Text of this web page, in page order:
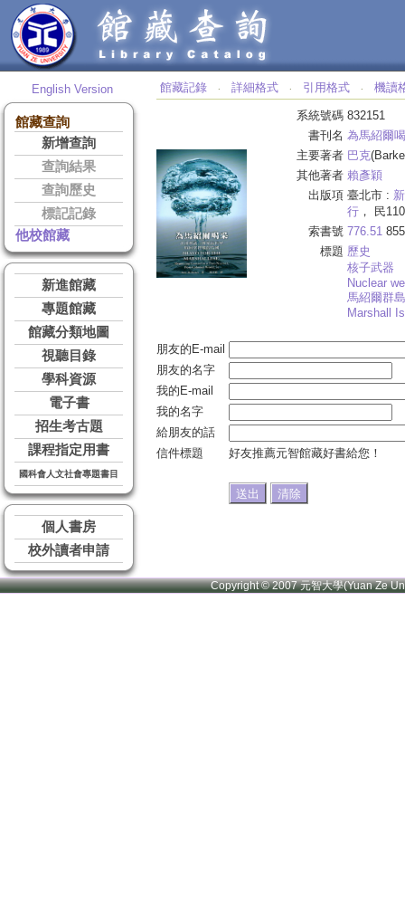
English Version
館藏查詢
新增查詢
查詢結果
查詢歷史
標記記錄
他校館藏
新進館藏
專題館藏
館藏分類地圖
視聽目錄
學科資源
電子書
招生考古題
課程指定用書
國科會人文社會專題書目
個人書房
校外讀者申請
館藏記錄 ‧ 詳細格式 ‧ 引用格式 ‧ 機讀
系統號碼 832151
書刊名 為馬紹爾
主要著者 巴克
其他著者 賴彥穎
出版項 臺北市 :
行 ， 民
索書號 776.51 855
標題 歷史
核子武器
Nuclear
馬紹爾群島
Marshall
朋友的E-mail
朋友的名字
我的E-mail
我的名字
給朋友的話
信件標題
好友推薦元智館藏好書給您！
Copyright © 2007 元智大學(Yuan Ze